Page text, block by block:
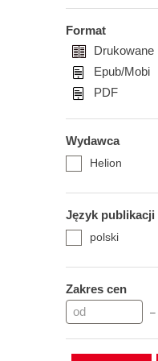
Format
Drukowane
Epub/Mobi
PDF
Wydawca
Helion
Język publikacji
polski
Zakres cen
–